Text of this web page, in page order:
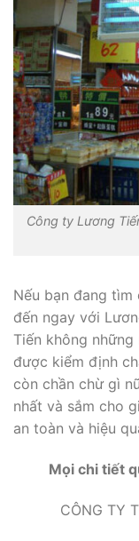
Công ty Lương
Nếu bạn đang tìm
đến ngay với
Tiến không
được kiểm định
còn chần chừ gì
nhất và sắm cho
an toàn và hiệu
Mọi chi tiết
CÔNG TY